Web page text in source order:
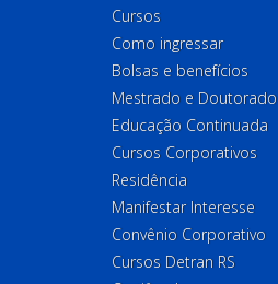
Cursos
Como ingressar
Bolsas e benefícios
Mestrado e Doutorado
Educação Continuada
Cursos Corporativos
Residência
Manifestar Interesse
Convênio Corporativo
Cursos Detran RS